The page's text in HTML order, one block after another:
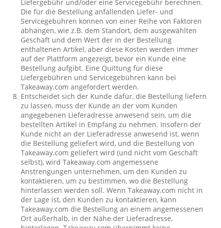
Liefergebühr und/oder eine Servicegebühr berechnen.
Die für die Bestellung anfallenden Liefer- und
Servicegebühren können von einer Reihe von Faktoren
abhängen, wie z.B. dem Standort, dem ausgewählten
Geschäft und dem Wert der in der Bestellung
enthaltenen Artikel, aber diese Kosten werden immer
auf der Plattform angezeigt, bevor ein Kunde eine
Bestellung aufgibt. Eine Quittung für diese
Liefergebühren und Servicegebühren kann bei
Takeaway.com angefordert werden.
Entscheidet sich der Kunde dafür, die Bestellung liefern
zu lassen, muss der Kunde an der vom Kunden
angegebenen Lieferadresse anwesend sein, um die
bestellten Artikel in Empfang zu nehmen. Insofern der
Kunde nicht an der Lieferadresse anwesend ist, wenn
die Bestellung geliefert wird, und die Bestellung von
Takeaway.com geliefert wird (und nicht vom Geschäft
selbst), wird Takeaway.com angemessene
Anstrengungen unternehmen, um den Kunden zu
kontaktieren, um zu bestimmen, wo die Bestellung
hinterlassen werden soll. Wenn Takeaway.com nicht in
der Lage ist, den Kunden zu kontaktieren, kann
Takeaway.com die Bestellung an einem angemessenen
Ort außerhalb, in der Nähe der Lieferadresse,